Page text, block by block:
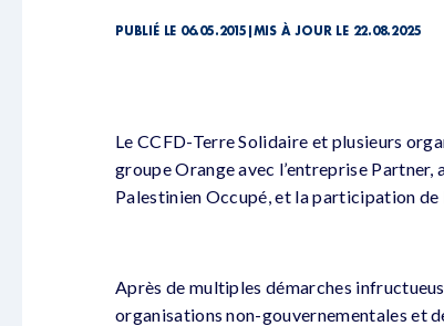
PUBLIÉ LE 06.05.2015 MIS À JOUR LE 22.08.2025
Le CCFD-Terre Solidaire et plusieurs
groupe Orange avec l’entreprise
Palestinien Occupé, et la participation de
Après de multiples démarches
organisations non-gouvernementales et